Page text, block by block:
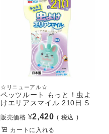
☆リニューアル☆
ペッツルート もっと！虫よ
けエリアスマイル 210日 S
販売価格 ¥2,420
税込
カートに入れる